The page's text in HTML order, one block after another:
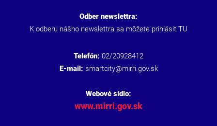
Odber newslettra:
K odberu nášho newslettra sa môžete prihlásiť TU
Telefón: 02/20928412
E-mail: smartcity@mirri.gov.sk
Webové sídlo:
www.mirri.gov.sk